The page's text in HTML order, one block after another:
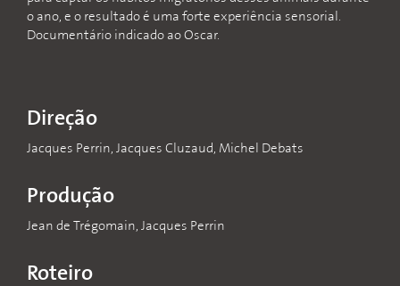
o ano, e o resultado é uma forte experiência sensorial.
Documentário indicado ao Oscar.
Direção
Jacques Perrin, Jacques Cluzaud, Michel Debats
Produção
Jean de Trégomain, Jacques Perrin
Roteiro